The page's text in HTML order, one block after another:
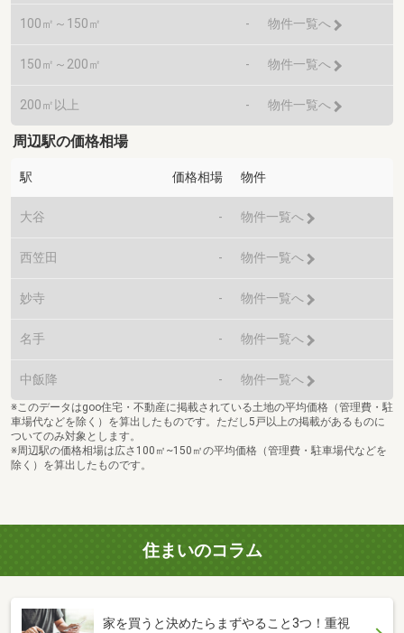
100㎡～150㎡ - 物件一覧へ
150㎡～200㎡ - 物件一覧へ
200㎡以上 - 物件一覧へ
周辺駅の価格相場
駅 価格相場 物件
大谷 - 物件一覧へ
西笠田 - 物件一覧へ
妙寺 - 物件一覧へ
名手 - 物件一覧へ
中飯降 - 物件一覧へ
※このデータはgoo住宅・不動産に掲載されている土地の平均価格（管理費・駐
車場代などを除く）を算出したものです。ただし5戸以上の掲載があるものに
ついてのみ対象とします。
※周辺駅の価格相場は広さ100㎡~150㎡の平均価格（管理費・駐車場代などを
除く）を算出したものです。
住まいのコラム
家を買うと決めたらまずやること3つ！重視